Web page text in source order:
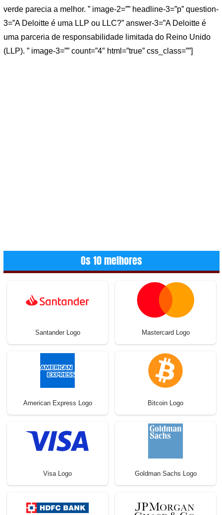
verde parecia a melhor. ” image-2=”” headline-3=”p” question-
3=”A Deloitte é uma LLP ou LLC?” answer-3=”A Deloitte é
uma parceria de responsabilidade limitada do Reino Unido
(LLP). ” image-3=”” count=”4″ html=”true” css_class=””]
Os 10 melhores
Santander Logo Mastercard Logo
American Express Logo Bitcoin Logo
Visa Logo Goldman Sachs Logo